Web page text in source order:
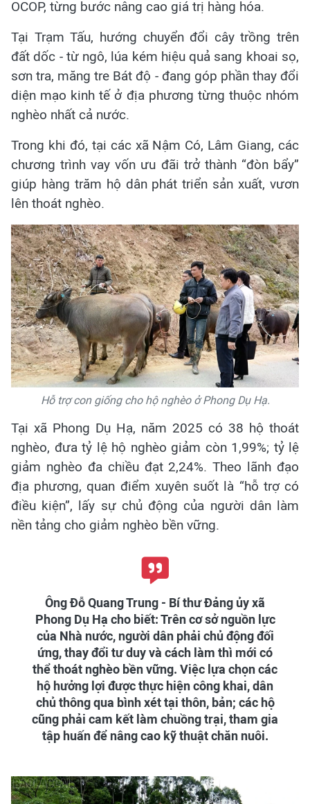
OCOP, từng bước nâng cao giá trị hàng hóa.
Tại Trạm Tấu, hướng chuyển đổi cây trồng trên
đất dốc - từ ngô, lúa kém hiệu quả sang khoai sọ,
sơn tra, măng tre Bát độ - đang góp phần thay đổi
diện mạo kinh tế ở địa phương từng thuộc nhóm
nghèo nhất cả nước.
Trong khi đó, tại các xã Nậm Có, Lâm Giang, các
chương trình vay vốn ưu đãi trở thành “đòn bẩy”
giúp hàng trăm hộ dân phát triển sản xuất, vươn
lên thoát nghèo.
Hỗ trợ con giống cho hộ nghèo ở Phong Dụ Hạ.
Tại xã Phong Dụ Hạ, năm 2025 có 38 hộ thoát
nghèo, đưa tỷ lệ hộ nghèo giảm còn 1,99%; tỷ lệ
giảm nghèo đa chiều đạt 2,24%. Theo lãnh đạo
địa phương, quan điểm xuyên suốt là “hỗ trợ có
điều kiện”, lấy sự chủ động của người dân làm
nền tảng cho giảm nghèo bền vững.
Ông Đỗ Quang Trung - Bí thư Đảng ủy xã
Phong Dụ Hạ cho biết: Trên cơ sở nguồn lực
của Nhà nước, người dân phải chủ động đối
ứng, thay đổi tư duy và cách làm thì mới có
thể thoát nghèo bền vững. Việc lựa chọn các
hộ hưởng lợi được thực hiện công khai, dân
chủ thông qua bình xét tại thôn, bản; các hộ
cũng phải cam kết làm chuồng trại, tham gia
tập huấn để nâng cao kỹ thuật chăn nuôi.